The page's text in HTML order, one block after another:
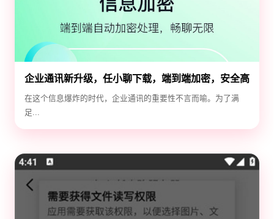
企业通讯新升级，任小聊下载，端到端加密，安全高
效！
在这个信息爆炸的时代，企业通讯的重要性不言而喻。为了满
足...